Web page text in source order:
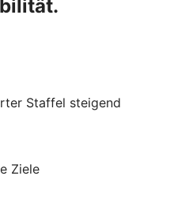
Staffel steigend
Ziele